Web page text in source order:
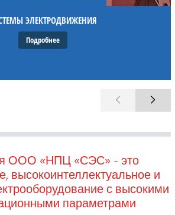
ЭЛЕКТРОДВИЖЕНИЯ
Подробнее
ООО «НПЦ «СЭС» - это
высокоинтеллектуальное и
с высокими
параметрами